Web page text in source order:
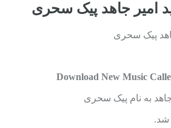
امیر جاهد پيک سحرى
پيک سحرى
Download New Music
شد.